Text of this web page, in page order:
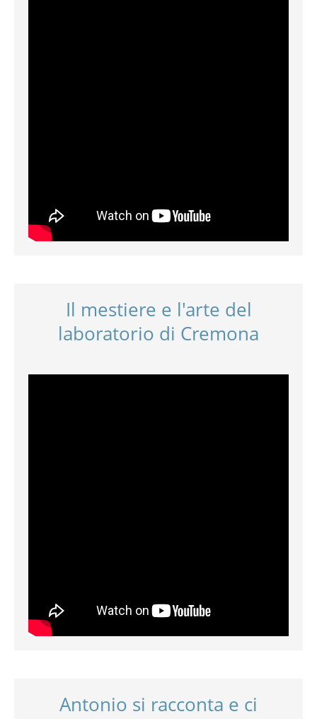
Il mestiere e l'arte del
laboratorio di Cremona
Antonio si racconta e ci